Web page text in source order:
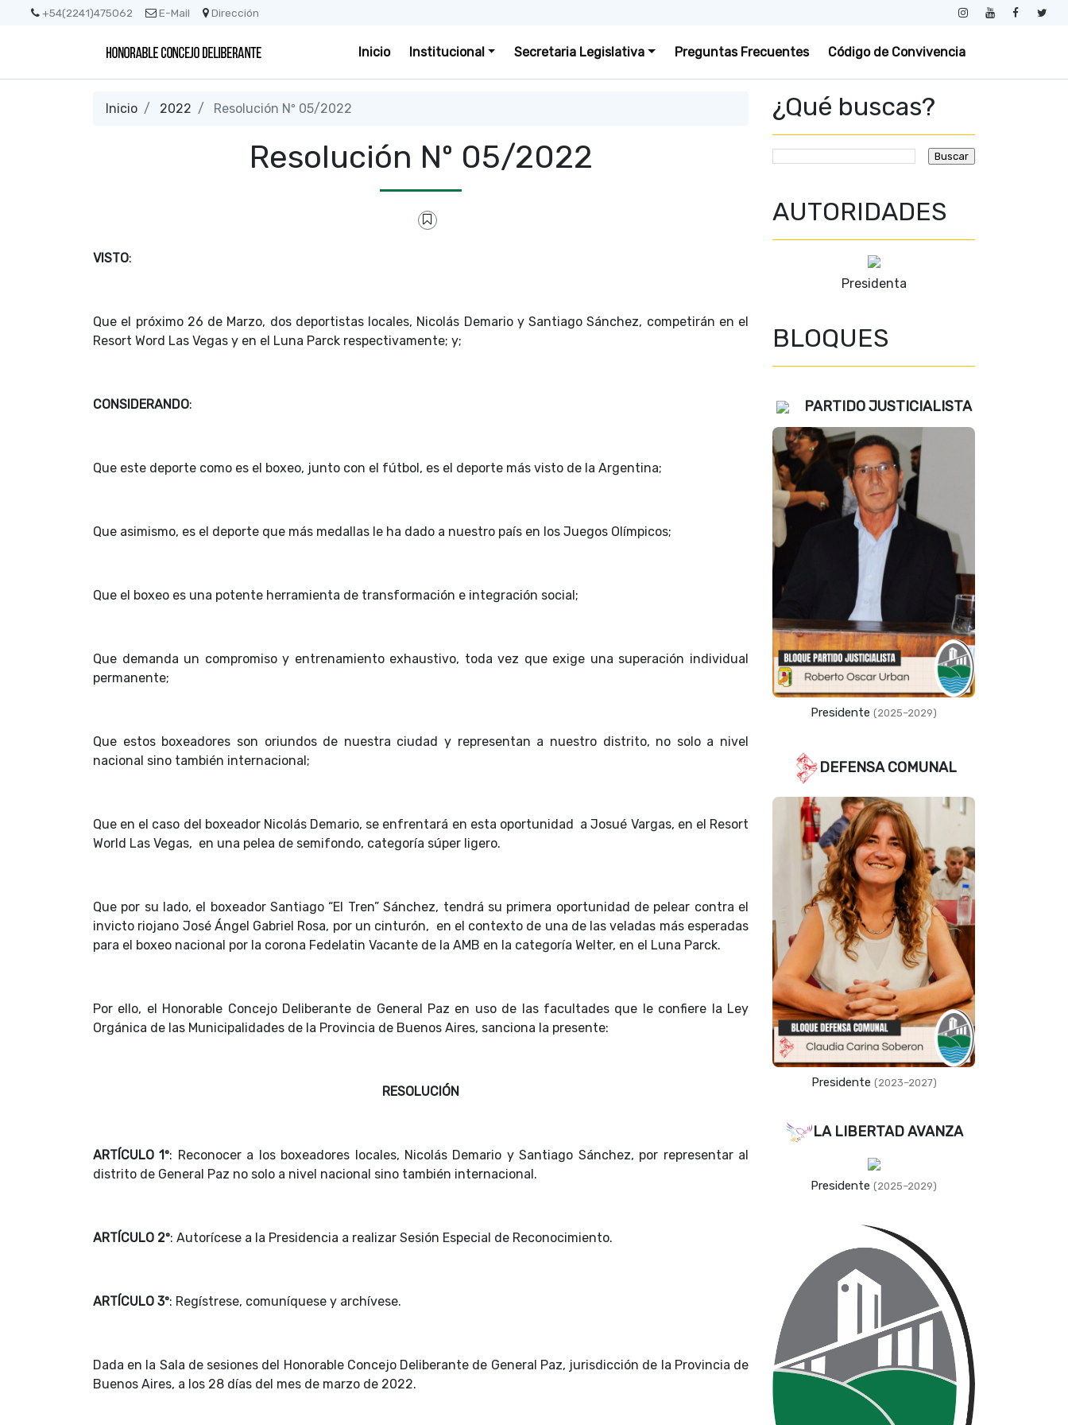
+54(2241)475062 E-Mail Dirección
Inicio Institucional Secretaria Legislativa Preguntas Frecuentes Código de Convivencia
Inicio 2022 Resolución Nº 05/2022
Resolución Nº 05/2022
VISTO:
Que el próximo 26 de Marzo, dos deportistas locales, Nicolás Demario y Santiago Sánchez, competirán en el
Resort Word Las Vegas y en el Luna Parck respectivamente; y;
CONSIDERANDO:
Que este deporte como es el boxeo, junto con el fútbol, es el deporte más visto de la Argentina;
Que asimismo, es el deporte que más medallas le ha dado a nuestro país en los Juegos Olímpicos;
Que el boxeo es una potente herramienta de transformación e integración social;
Que demanda un compromiso y entrenamiento exhaustivo, toda vez que exige una superación individual
permanente;
Que estos boxeadores son oriundos de nuestra ciudad y representan a nuestro distrito, no solo a nivel
nacional sino también internacional;
Que en el caso del boxeador Nicolás Demario, se enfrentará en esta oportunidad a Josué Vargas, en el Resort
World Las Vegas, en una pelea de semifondo, categoría súper ligero.
Que por su lado, el boxeador Santiago “El Tren” Sánchez, tendrá su primera oportunidad de pelear contra el
invicto riojano José Ángel Gabriel Rosa, por un cinturón, en el contexto de una de las veladas más esperadas
para el boxeo nacional por la corona Fedelatin Vacante de la AMB en la categoría Welter, en el Luna Parck.
Por ello, el Honorable Concejo Deliberante de General Paz en uso de las facultades que le confiere la Ley
Orgánica de las Municipalidades de la Provincia de Buenos Aires, sanciona la presente:
RESOLUCIÓN
ARTÍCULO 1º: Reconocer a los boxeadores locales, Nicolás Demario y Santiago Sánchez, por representar al
distrito de General Paz no solo a nivel nacional sino también internacional.
ARTÍCULO 2º: Autorícese a la Presidencia a realizar Sesión Especial de Reconocimiento.
ARTÍCULO 3º: Regístrese, comuníquese y archívese.
Dada en la Sala de sesiones del Honorable Concejo Deliberante de General Paz, jurisdicción de la Provincia de
Buenos Aires, a los 28 días del mes de marzo de 2022.
¿Qué buscas?
AUTORIDADES
Presidenta
BLOQUES
PARTIDO JUSTICIALISTA
Presidente (2025–2029)
DEFENSA COMUNAL
Presidente (2023–2027)
LA LIBERTAD AVANZA
Presidente (2025–2029)